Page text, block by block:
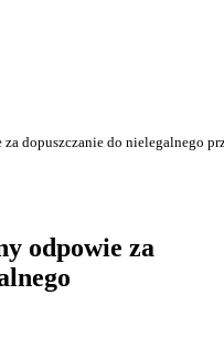
dopuszczanie do nielegalnego
odpowie za